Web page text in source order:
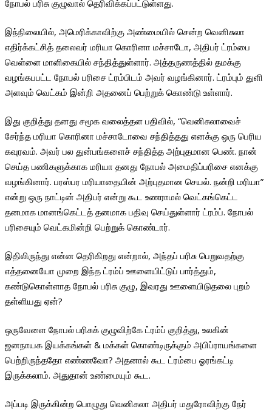
நோபல் பரிசு குழுவால் தெரிவிக்கப்பட்டுள்ளது.
இந்நிலையில், அமெரிக்காவிற்கு அண்மையில் சென்ற வெனிசுலா
எதிர்க்கட்சித் தலைவர் மரியா கொரினா மச்சாடோ, அதிபர் ட்ரம்பை
வெள்ளை மாளிகையில் சந்தித்துள்ளார். அத்தருணத்தில் தமக்கு
வழங்கபபட்ட நோபல் பரிசை ட்ரம்பிடம் அவர் வழங்கினார். ட்ரம்பும் துளி
அளவும் வெட்கம் இன்றி அதனைப் பெற்றுக் கொண்டு உள்ளார்.
இது குறித்து தனது சமூக வலைத்தள பதிவில், “வெனிசுலாவைச்
சேர்ந்த மரியா கொரினா மச்சாடோவை சந்தித்தது எனக்கு ஒரு பெரிய
கவுரவம். அவர் பல துன்பங்களைச் சந்தித்த அற்புதமான பெண். நான்
செய்த பணிகளுக்காக மரியா தனது நோபல் அமைதிப்பரிசை எனக்கு
வழங்கினார். பரஸ்பர மரியாதையின் அற்புதமான செயல். நன்றி மரியா”
என்று ஒரு நாட்டின் அதிபர் என்று கூட உணராமல் வெட்கங்கெட்ட
தனமாக மானங்கெட்டத் தனமாக பதிவு செய்துள்ளார் ட்ரம்ப். நோபல்
பரிசையும் வெட்கமின்றி பெற்றுக் கொண்டார்.
இதிலிருந்து என்ன தெரிகிறது என்றால், அந்தப் பரிசு பெறுவதற்கு
எத்தனையோ முறை இந்த ட்ரம்ப் ஊளையிட்டுப் பார்த்தும்,
கண்டுகொள்ளாத நோபல் பரிசு குழு, இவரது ஊளையிடுதலை புறம்
தள்ளியது ஏன்?
ஒருவேளை நோபல் பரிசுக் குழுவிற்கே ட்ரம்ப் குறித்து, உலகின்
ஜனநாயக இயக்கங்கள் & மக்கள் கொண்டிருக்கும் அபிப்ராயங்களை
பெற்றிருந்ததோ எண்ணவோ? அதனால் கூட ட்ரம்பை ஓரங்கட்டி
இருக்கலாம். அதுதான் உண்மையும் கூட.
அப்படி இருக்கின்ற பொழுது வெனிசுலா அதிபர் மதுரோவிற்கு நேர்